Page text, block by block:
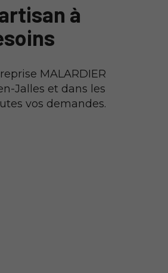
à
MALARDIER
Jalles et dans les
vos demandes.